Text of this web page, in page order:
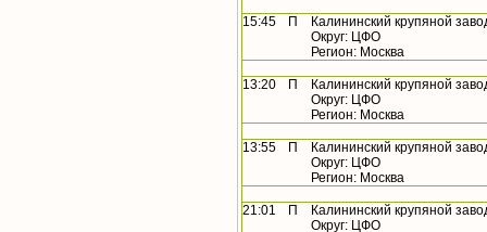
15:45 П
Калининский крупяной
Округ: ЦФО
Регион: Москва
13:20 П
Калининский крупяной
Округ: ЦФО
Регион: Москва
13:55 П
Калининский крупяной
Округ: ЦФО
Регион: Москва
21:01 П
Калининский крупяной
Округ: ЦФО